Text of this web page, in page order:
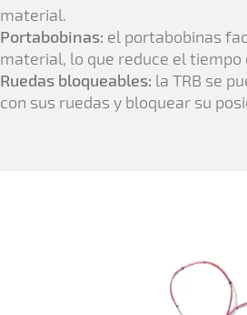
material.
Portabobinas: el portabobinas
material, lo que reduce el tiempo
Ruedas bloqueables: la TRB se
con sus ruedas y bloquear su